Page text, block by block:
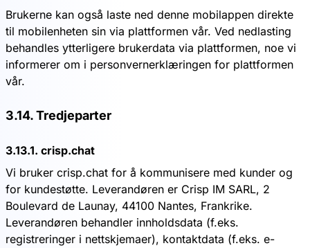
Brukerne kan også laste ned denne mobilappen direkte
til mobilenheten sin via plattformen vår. Ved nedlasting
behandles ytterligere brukerdata via plattformen, noe vi
informerer om i personvernerklæringen for plattformen
vår.
3.14. Tredjeparter
3.13.1. crisp.chat
Vi bruker crisp.chat for å kommunisere med kunder og
for kundestøtte. Leverandøren er Crisp IM SARL, 2
Boulevard de Launay, 44100 Nantes, Frankrike.
Leverandøren behandler innholdsdata (f.eks.
registreringer i nettskjemaer), kontaktdata (f.eks. e-